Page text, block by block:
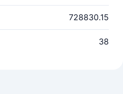
728830.15
38